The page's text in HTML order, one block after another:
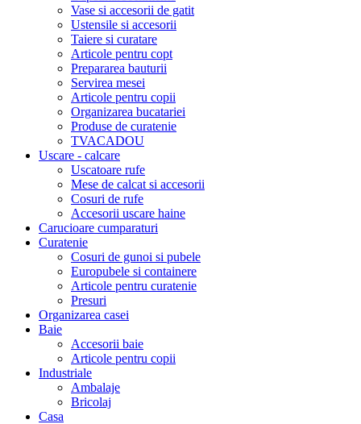
Vase si accesorii de gatit
Ustensile si accesorii
Taiere si curatare
Articole pentru copt
Prepararea bauturii
Servirea mesei
Articole pentru copii
Organizarea bucatariei
Produse de curatenie
TVACADOU
Uscare - calcare
Uscatoare rufe
Mese de calcat si accesorii
Cosuri de rufe
Accesorii uscare haine
Carucioare cumparaturi
Curatenie
Cosuri de gunoi si pubele
Europubele si containere
Articole pentru curatenie
Presuri
Organizarea casei
Baie
Accesorii baie
Articole pentru copii
Industriale
Ambalaje
Bricolaj
Casa